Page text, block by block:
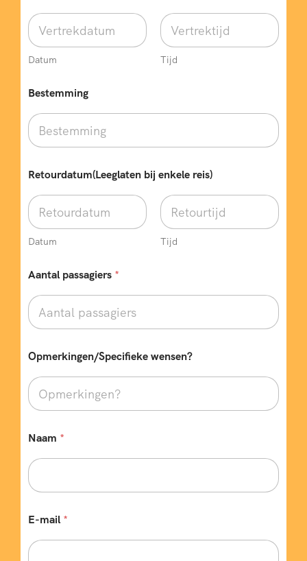
c
i
f
i
e
e
a
s
g
e
r
s
V
e
t
e
d
t
m
Datum Tijd
Bestemming
Retourdatum(Leeglaten bij enkele reis)
Datum Tijd
Aantal passagiers *
Opmerkingen/Specifieke wensen?
Naam *
E-mail *